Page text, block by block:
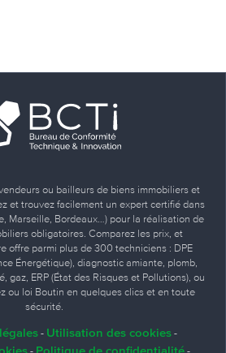
ou bailleurs de biens immobiliers et
et trouvez facilement un expert certifié dans
Marseille, Bordeaux…) pour la réalisation de
obligatoires. Comparez les prix, et
offre parmi plus de 300 techniciens : DPE
Énergétique), diagnostic amiante, plomb,
gaz, ERP (État des Risques et Pollutions), ou
ou loi Boutin en quelques clics et en toute
sécurité.
- Utilisation des cookies -
Politique de confidentialité